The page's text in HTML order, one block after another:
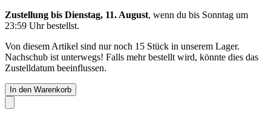
Zustellung bis Dienstag, 11. August, wenn du bis Sonntag um
23:59 Uhrbestellst.
Von diesem Artikel sind nur noch 15 Stück in unserem Lager.
Nachschub ist unterwegs! Falls mehr bestellt wird, könnte dies das
Zustelldatum beeinflussen.
In den Warenkorb